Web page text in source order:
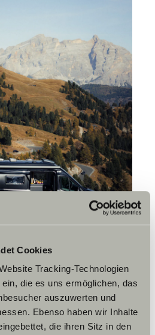
Cookies
Tracking-Technologien
die es uns ermöglichen, das
auszuwerten und
Ebenso haben wir Inhalte
die ihren Sitz in den